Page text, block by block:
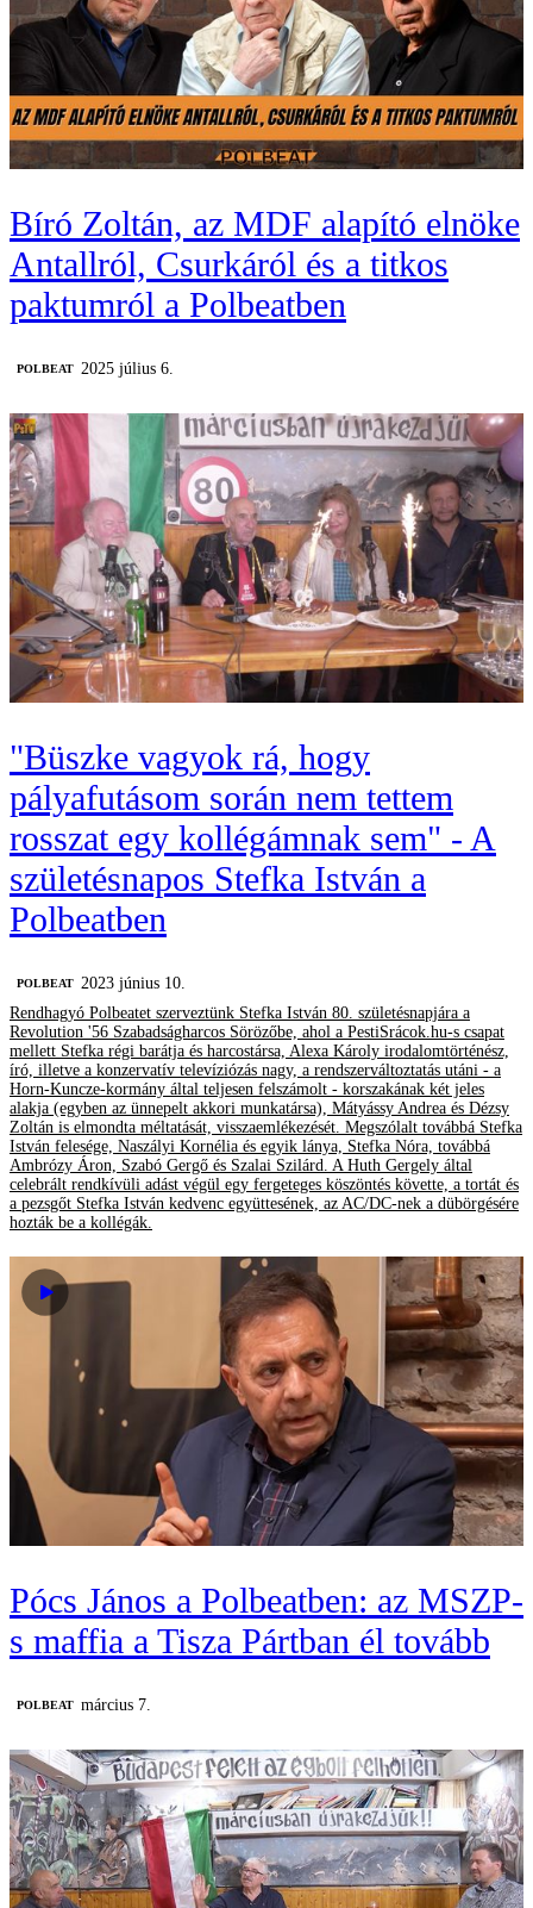
Bíró Zoltán, az MDF alapító elnöke
Antallról, Csurkáról és a titkos
paktumról a Polbeatben
‎POLBEAT 2025 július 6.
"Büszke vagyok rá, hogy
pályafutásom során nem tettem
rosszat egy kollégámnak sem" - A
születésnapos Stefka István a
Polbeatben
‎POLBEAT
2023 június 10.
Rendhagyó Polbeatet szerveztünk Stefka István 80. születésnapjára a
Revolution '56 Szabadságharcos Sörözőbe, ahol a PestiSrácok.hu-s csapat
mellett Stefka régi barátja és harcostársa, Alexa Károly irodalomtörténész,
író, illetve a konzervatív televíziózás nagy, a rendszerváltoztatás utáni - a
Horn-Kuncze-kormány által teljesen felszámolt - korszakának két jeles
alakja (egyben az ünnepelt akkori munkatársa), Mátyássy Andrea és Dézsy
Zoltán is elmondta méltatását, visszaemlékezését. Megszólalt továbbá Stefka
István felesége, Naszályi Kornélia és egyik lánya, Stefka Nóra, továbbá
Ambrózy Áron, Szabó Gergő és Szalai Szilárd. A Huth Gergely által
celebrált rendkívüli adást végül egy fergeteges köszöntés követte, a tortát és
a pezsgőt Stefka István kedvenc együttesének, az AC/DC-nek a dübörgésére
hozták be a kollégák.
Pócs János a Polbeatben: az MSZP-
s maffia a Tisza Pártban él tovább
‎POLBEAT március 7.